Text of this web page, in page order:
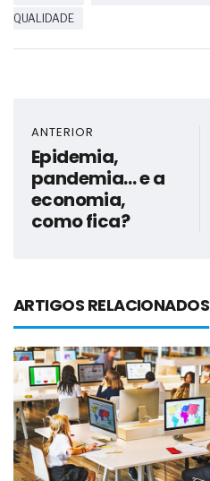
QUALIDADE
ANTERIOR
Epidemia,
pandemia… e a
economia,
como fica?
ARTIGOS RELACIONADOS